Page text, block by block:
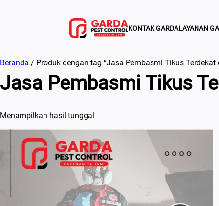
KONTAK GARDALAYANAN
Beranda / Produk dengan tag “Jasa Pembasmi Tikus Terdekat
Jasa Pembasmi Tikus
Menampilkan hasil tunggal